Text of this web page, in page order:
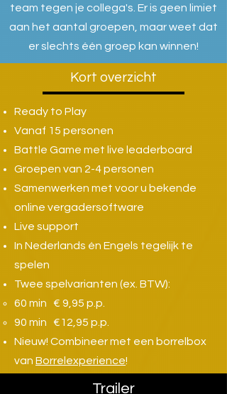
team tegen je collega's. Er is geen limiet
aan het aantal groepen, maar weet dat
er slechts één groep kan winnen!
Kort overzicht
Ready to Play
Vanaf 15 personen
Battle Game met live leaderboard
Groepen van 2-4 personen
Samenwerken met voor u bekende
online vergadersoftware
Live support
In Nederlands én Engels tegelijk te
spelen
Twee spelvarianten (ex. BTW):
60 min € 9,95 p.p.
90 min €12,95 p.p.
Nieuw! Combineer met een borrelbox
van Borrelexperience!
Trailer